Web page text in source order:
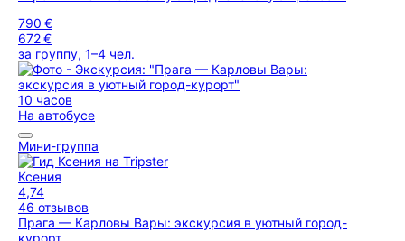
790 €
672 €
за группу, 1–4 чел.
10 часов
На автобусе
Мини-группа
Ксения
4,74
46 отзывов
Прага — Карловы Вары: экскурсия в уютный город-
курорт